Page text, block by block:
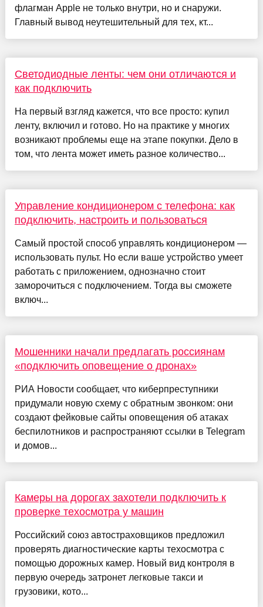
флагман Apple не только внутри, но и снаружи.
Главный вывод неутешительный для тех, кт...
Светодиодные ленты: чем они отличаются и
как подключить
На первый взгляд кажется, что все просто: купил
ленту, включил и готово. Но на практике у многих
возникают проблемы еще на этапе покупки. Дело в
том, что лента может иметь разное количество...
Управление кондиционером с телефона: как
подключить, настроить и пользоваться
Самый простой способ управлять кондиционером —
использовать пульт. Но если ваше устройство умеет
работать с приложением, однозначно стоит
заморочиться с подключением. Тогда вы сможете
включ...
Мошенники начали предлагать россиянам
«подключить оповещение о дронах»
РИА Новости сообщает, что киберпреступники
придумали новую схему с обратным звонком: они
создают фейковые сайты оповещения об атаках
беспилотников и распространяют ссылки в Telegram
и домов...
Камеры на дорогах захотели подключить к
проверке техосмотра у машин
Российский союз автостраховщиков предложил
проверять диагностические карты техосмотра с
помощью дорожных камер. Новый вид контроля в
первую очередь затронет легковые такси и
грузовики, кото...